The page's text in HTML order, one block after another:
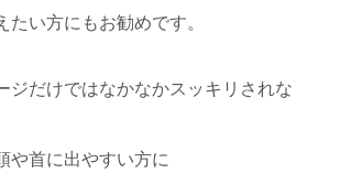
たい方にもお勧めです。
ジだけではなかなかスッキリされな
や首に出やすい方に